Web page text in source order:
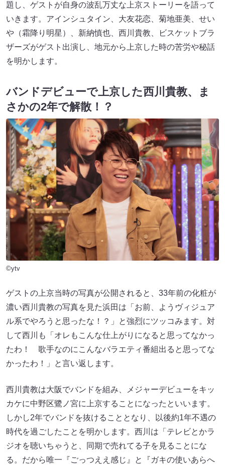
題し、ゲストが自身の波乱万丈な上京ストーリーを語って
いきます。アインシュタイン、大友花恋、菊地亜美、せい
や（霜降り明星）、新納慎也、西川貴教、ビスケットブラ
ザーズがゲスト出演し、地元から上京した時の苦労や秘話
を明かします。
バンドデビューで上京した西川貴教、ま
さかの2年で解散！？
©ytv
ゲストの上京当時の写真が公開されると、33年前の化粧が
濃い西川貴教の写真を見た浜田は「お前、ようヴィジュア
ル系でやろうと思ったな！？」と強烈にツッコみます。対
して西川も「オレもこんな仕上がりになると思ってなかっ
たわ！ 歌手なのにこんなバラエティ番組出ると思ってな
かったわ！」と言い返します。
西川貴教は大阪でバンドを組み、メジャーデビューをキッ
カケに中野区鷺ノ宮に上京することになったといいます。
しかし2年でバンドを抜けることとなり、以後約1年不遇の
時代を過ごしたことを明かします。西川は「テレビとかラ
ジオを聴いちゃうと、同期で売れてる子を見ることにな
る。だから唯一『ごっつええ感じ』と『ガキの使いあらへ